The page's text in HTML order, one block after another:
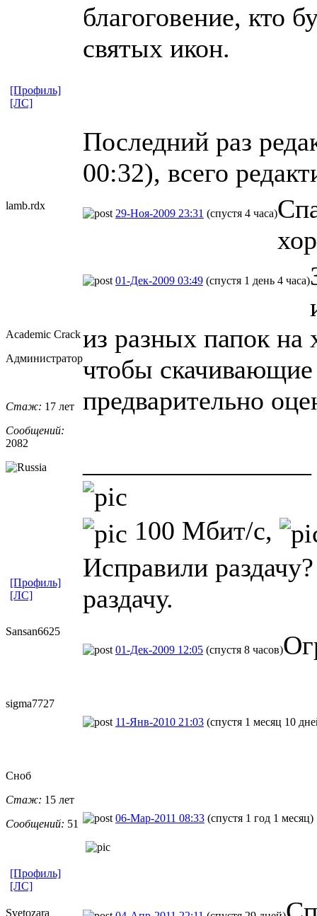
благоговение, кто
святых икон.
Последний раз
00:32), всего
[Профиль]
[ЛС]
lamb.rdx
29-Ноя-2009 23:31 (спустя 4 часа)
Academic Crack
Администратор
Стаж: 17 лет
Сообщений:
2082
01-Дек-2009 03:49 (спустя 1 день 4 часа)
из разных папок на
чтобы
предварительно
100 Мбит/с,
Исправили
раздачу.
[Профиль]
[ЛС]
Sansan6625
01-Дек-2009 12:05 (спустя 8 часов)
sigma7727
11-Янв-2010 21:03 (спустя 1 месяц 10
Сноб
Стаж: 15 лет
Сообщений: 51 06-Мар-2011 08:33 (спустя 1 год 1 месяц)
[Профиль]
[ЛС]
Svetozara